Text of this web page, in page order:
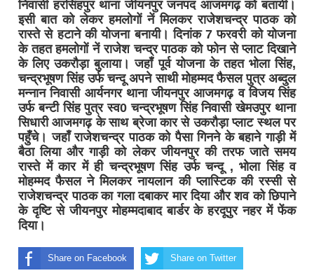
निवासी हरसिंहपुर थाना जीयनपुर जनपद आजमगढ़ को बतायी।
इसी बात को लेकर हमलोगों नें मिलकर राजेशचन्द्र पाठक को
रास्ते से हटाने की योजना बनायी। दिनांक 7 फरवरी को योजना
के तहत हमलोगों नें राजेश चन्द्र पाठक को फोन से प्लाट दिखाने
के लिए उकरौड़ा बुलाया। जहाँ पूर्व योजना के तहत भोला सिंह,
चन्द्रभूषण सिंह उर्फ चन्दू अपने साथी मोहम्मद फैसल पुत्र अब्दुल
मन्नान निवासी आर्यनगर थाना जीयनपुर आजमगढ़ व विजय सिंह
उर्फ बन्टी सिंह पुत्र स्व0 चन्द्रभूषण सिंह निवासी खेमउपुर थाना
सिधारी आजमगढ़ के साथ ब्रेजा कार से उकरौड़ा प्लाट स्थल पर
पहुँचे। जहाँ राजेशचन्द्र पाठक को पैसा गिनने के बहाने गाड़ी में
बैठा लिया और गाड़ी को लेकर जीयनपुर की तरफ जाते समय
रास्ते में कार में ही चन्द्रभूषण सिंह उर्फ चन्दू , भोला सिंह व
मोहम्मद फैसल ने मिलकर नायलान की प्लास्टिक की रस्सी से
राजेशचन्द्र पाठक का गला दबाकर मार दिया और शव को छिपाने
के दृष्टि से जीयनपुर मोहम्मदाबाद बार्डर के हरदूपुर नहर में फेंक
दिया।
Share on Facebook Share on Twitter